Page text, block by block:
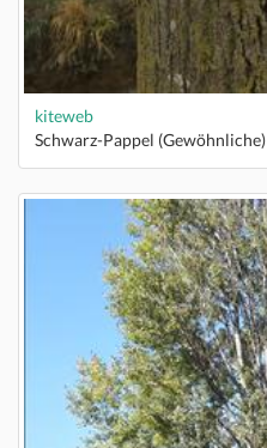
kiteweb
Schwarz-Pappel (Gewöhnliche)